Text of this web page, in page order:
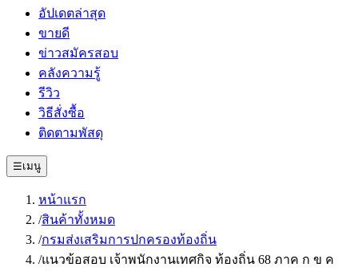
อัปเดตล่าสุด
ขายดี
ข่าวสมัครสอบ
คลังความรู้
รีวิว
วิธีสั่งซื้อ
ติดตามพัสดุ
☰เมนู
หน้าแรก
/สินค้าทั้งหมด
/กรมส่งเสริมการปกครองท้องถิ่น
/แนวข้อสอบ เจ้าพนักงานเทศกิจ ท้องถิ่น 68 ภาค ก ข ค